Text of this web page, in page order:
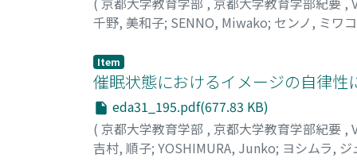
千野, 美和子; SENNO, Miwako; センノ, ミワコ
Item
催眠状態におけるイメージの自律性
eda31_195.pdf(677.83 KB)
( 京都大学教育学部 , 京都大学教育学部紀要 ,
吉村, 順子; YOSHIMURA, Junko; ヨシムラ, ジ